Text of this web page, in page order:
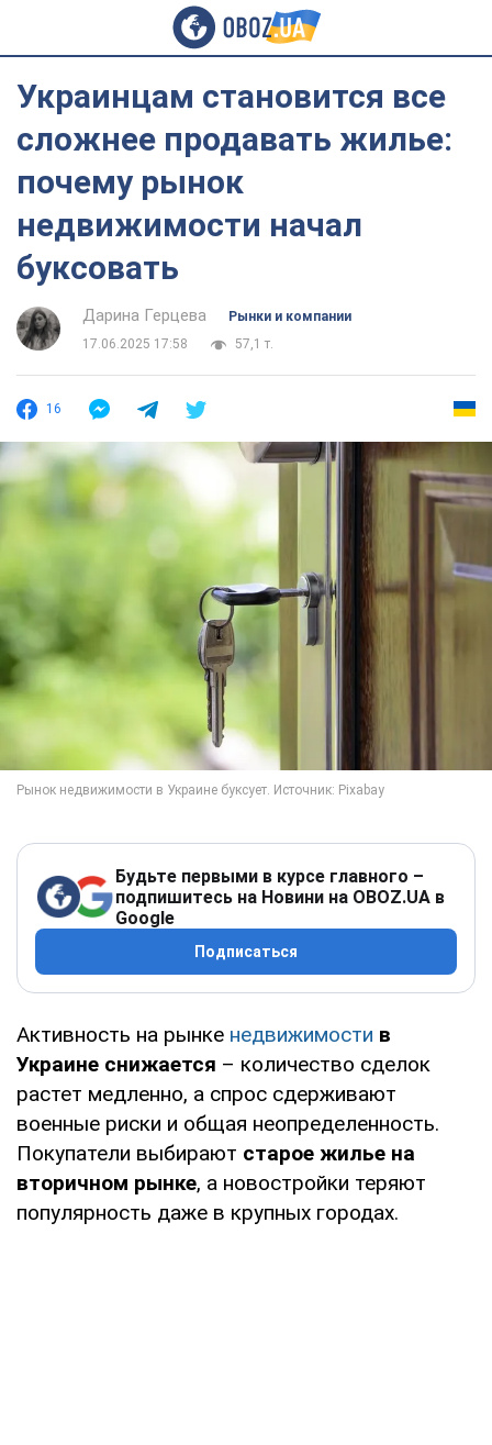
Украинцам становится все
сложнее продавать жилье:
почему рынок
недвижимости начал
буксовать
Дарина Герцева
Рынки и компании
17.06.2025 17:58
57,1 т.
16
Будьте первыми в курсе главного –
подпишитесь на Новини на OBOZ.UA в
Google
Подписаться
Активность на рынке недвижимости в
Украине снижается – количество сделок
растет медленно, а спрос сдерживают
военные риски и общая неопределенность.
Покупатели выбирают старое жилье на
вторичном рынке, а новостройки теряют
популярность даже в крупных городах.